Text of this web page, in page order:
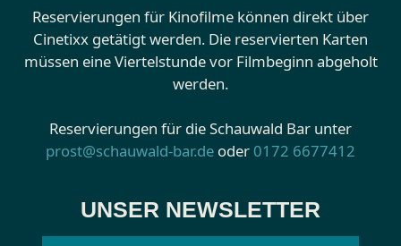
Reservierungen für Kinofilme können direkt über
Cinetixx getätigt werden. Die reservierten Karten
müssen eine Viertelstunde vor Filmbeginn abgeholt
werden.
Reservierungen für die Schauwald Bar unter
prost@schauwald-bar.de oder 0172 6677412
UNSER NEWSLETTER